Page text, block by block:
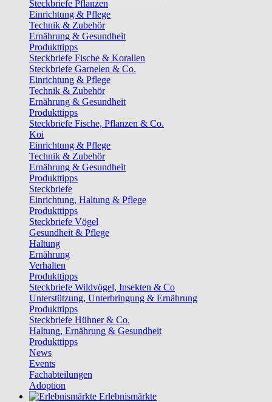
Steckbriefe Pflanzen
Einrichtung & Pflege
Technik & Zubehör
Ernährung & Gesundheit
Produkttipps
Steckbriefe Fische & Korallen
Steckbriefe Garnelen & Co.
Einrichtung & Pflege
Technik & Zubehör
Ernährung & Gesundheit
Produkttipps
Steckbriefe Fische, Pflanzen & Co.
Koi
Einrichtung & Pflege
Technik & Zubehör
Ernährung & Gesundheit
Produkttipps
Steckbriefe
Einrichtung, Haltung & Pflege
Produkttipps
Steckbriefe Vögel
Gesundheit & Pflege
Haltung
Ernährung
Verhalten
Produkttipps
Steckbriefe Wildvögel, Insekten & Co
Unterstützung, Unterbringung & Ernährung
Produkttipps
Steckbriefe Hühner & Co.
Haltung, Ernährung & Gesundheit
Produkttipps
News
Events
Fachabteilungen
Adoption
Erlebnismärkte